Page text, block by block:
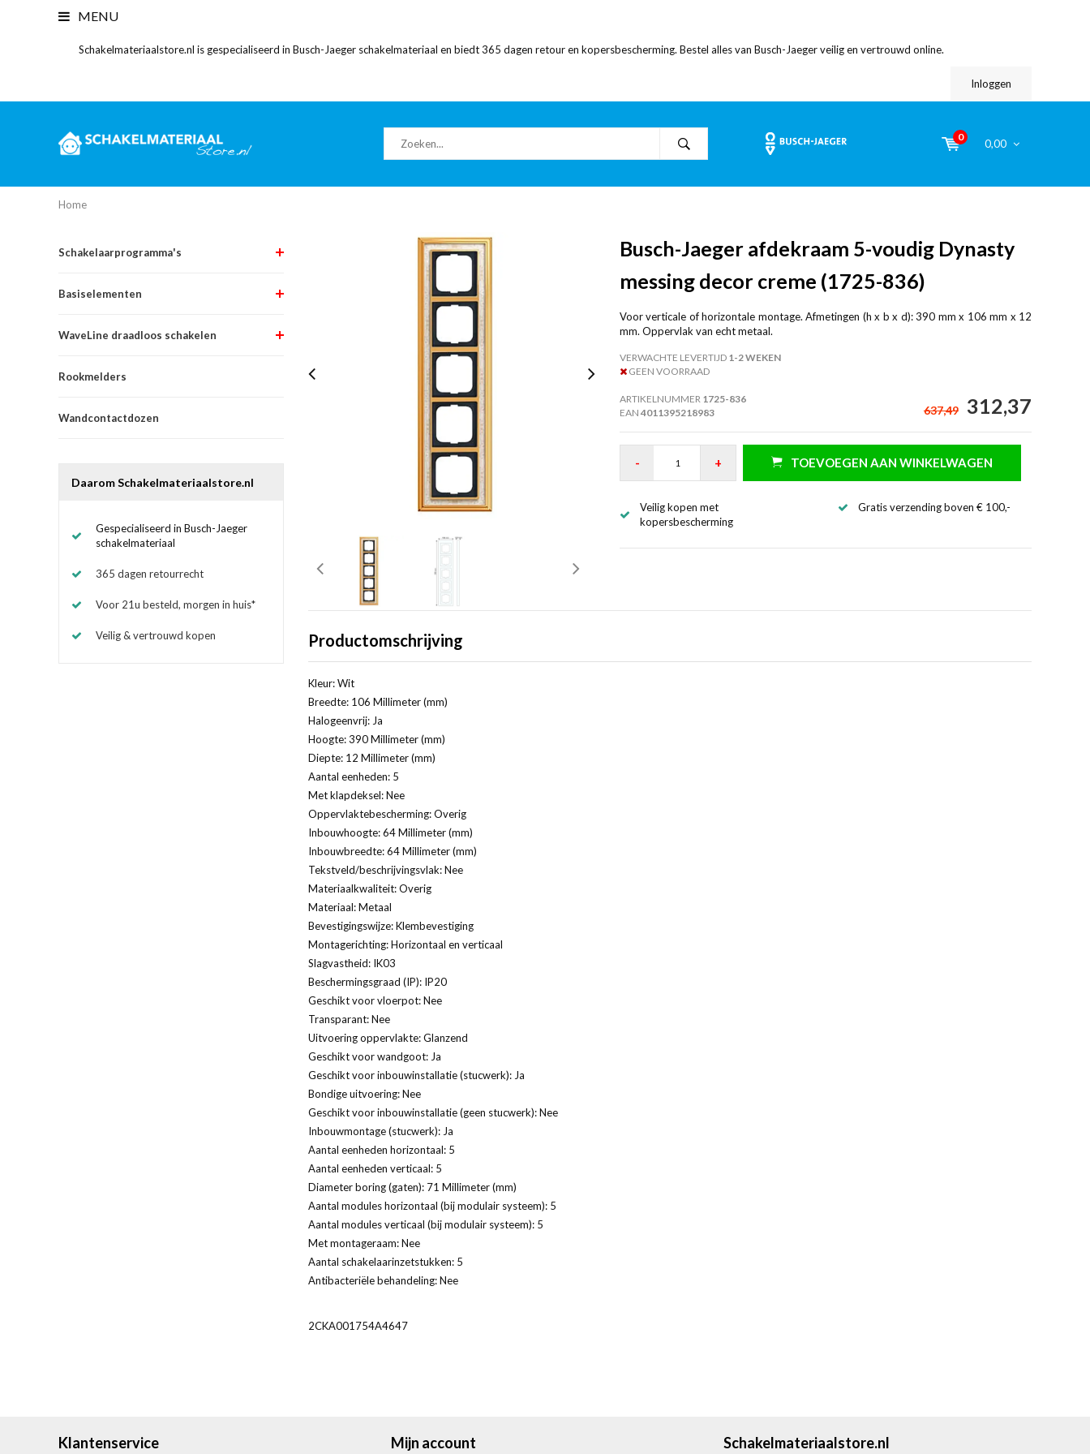
MENU
Schakelmateriaalstore.nl is gespecialiseerd in Busch-Jaeger schakelmateriaal en biedt 365 dagen retour en kopersbescherming. Bestel alles van Busch-Jaeger veilig en vertrouwd online.
Inloggen
0
0,00
Home
Schakelaarprogramma's
Basiselementen
WaveLine draadloos schakelen
Rookmelders
Wandcontactdozen
Daarom Schakelmateriaalstore.nl
Gespecialiseerd in Busch-Jaeger
schakelmateriaal
365 dagen retourrecht
Voor 21u besteld, morgen in huis*
Veilig & vertrouwd kopen
Busch-Jaeger afdekraam 5-voudig Dynasty
messing decor creme (1725-836)
Voor verticale of horizontale montage. Afmetingen (h x b x d): 390 mm x 106 mm x 12
mm. Oppervlak van echt metaal.
VERWACHTE LEVERTIJD1-2 WEKEN
GEEN VOORRAAD
ARTIKELNUMMER 1725-836
EAN 4011395218983 637,49 312,37
- + TOEVOEGEN AAN WINKELWAGEN
Veilig kopen met
kopersbescherming
Gratis verzending boven € 100,-
Productomschrijving
Kleur: Wit
Breedte: 106 Millimeter (mm)
Halogeenvrij: Ja
Hoogte: 390 Millimeter (mm)
Diepte: 12 Millimeter (mm)
Aantal eenheden: 5
Met klapdeksel: Nee
Oppervlaktebescherming: Overig
Inbouwhoogte: 64 Millimeter (mm)
Inbouwbreedte: 64 Millimeter (mm)
Tekstveld/beschrijvingsvlak: Nee
Materiaalkwaliteit: Overig
Materiaal: Metaal
Bevestigingswijze: Klembevestiging
Montagerichting: Horizontaal en verticaal
Slagvastheid: IK03
Beschermingsgraad (IP): IP20
Geschikt voor vloerpot: Nee
Transparant: Nee
Uitvoering oppervlakte: Glanzend
Geschikt voor wandgoot: Ja
Geschikt voor inbouwinstallatie (stucwerk): Ja
Bondige uitvoering: Nee
Geschikt voor inbouwinstallatie (geen stucwerk): Nee
Inbouwmontage (stucwerk): Ja
Aantal eenheden horizontaal: 5
Aantal eenheden verticaal: 5
Diameter boring (gaten): 71 Millimeter (mm)
Aantal modules horizontaal (bij modulair systeem): 5
Aantal modules verticaal (bij modulair systeem): 5
Met montageraam: Nee
Aantal schakelaarinzetstukken: 5
Antibacteriële behandeling: Nee
2CKA001754A4647
Klantenservice Mijn account Schakelmateriaalstore.nl